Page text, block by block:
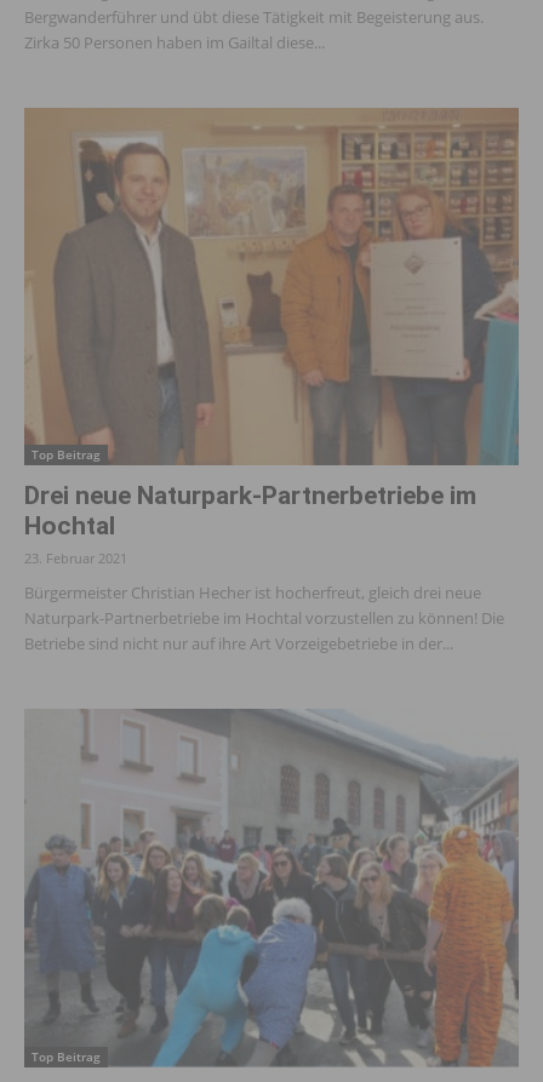
Bergwanderführer und übt diese Tätigkeit mit Begeisterung aus.
Zirka 50 Personen haben im Gailtal diese...
Top Beitrag
Drei neue Naturpark-Partnerbetriebe im
Hochtal
23. Februar 2021
Bürgermeister Christian Hecher ist hocherfreut, gleich drei neue
Naturpark-Partnerbetriebe im Hochtal vorzustellen zu können! Die
Betriebe sind nicht nur auf ihre Art Vorzeigebetriebe in der...
Top Beitrag